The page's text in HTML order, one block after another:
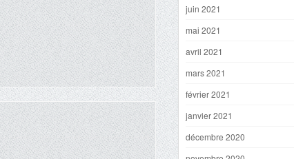
juin 2021
mai 2021
avril 2021
mars 2021
février 2021
janvier 2021
décembre 2020